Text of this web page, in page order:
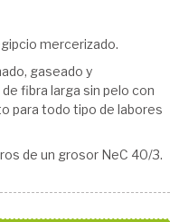
mercerizado.
gaseado y
fibra larga sin pelo con
para todo tipo de labores
de un grosor NeC 40/3.